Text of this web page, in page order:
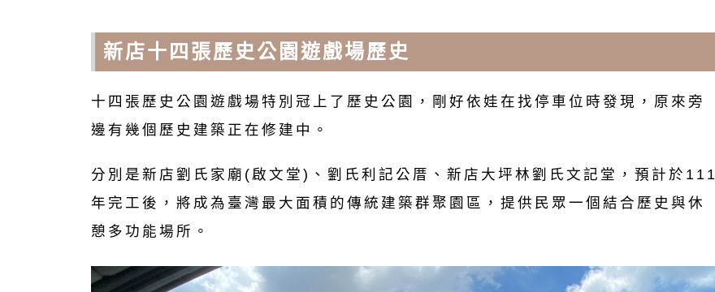
新店十四張歷史公園遊戲場歷史
十四張歷史公園遊戲場特別冠上了歷史公園，剛好依娃在找停車位時發現，原來旁
邊有幾個歷史建築正在修建中。
分別是新店劉氏家廟(啟文堂)、劉氏利記公厝、新店大坪林劉氏文記堂，預計於111
年完工後，將成為臺灣最大面積的傳統建築群聚園區，提供民眾一個結合歷史與休
憩多功能場所。